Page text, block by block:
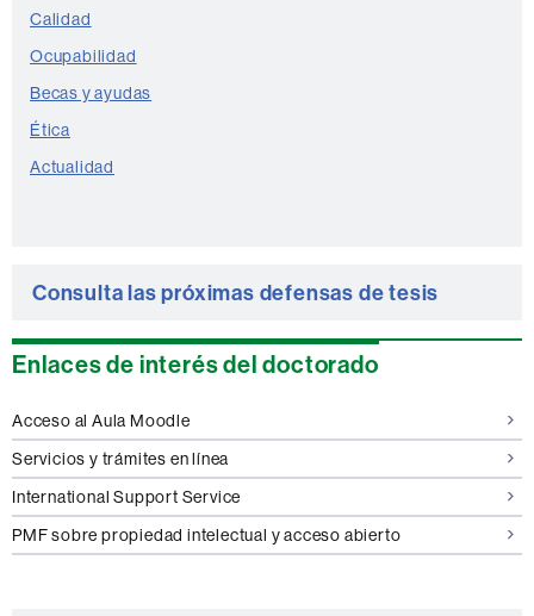
Calidad
Ocupabilidad
Becas y ayudas
Ética
Actualidad
Consulta las próximas defensas de tesis
Enlaces de interés del doctorado
Acceso al Aula Moodle
Servicios y trámites en línea
International Support Service
PMF sobre propiedad intelectual y acceso abierto